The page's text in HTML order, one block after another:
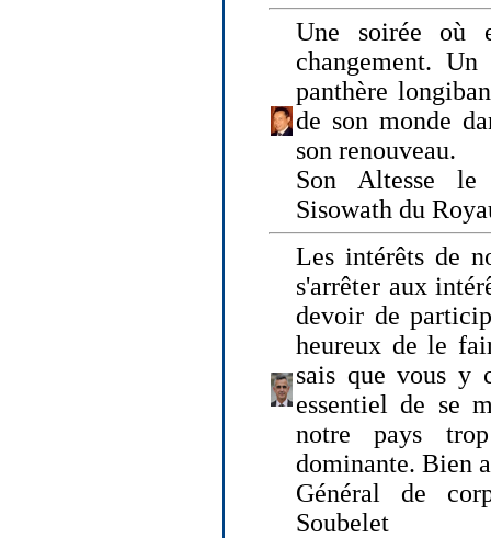
Une soirée où
changement.
panthère
de son monde
son renouveau.
Son Altesse le
Sisowath du
Les intérêts de
s'arrêter aux
devoir de
heureux de le
sais que vous y
essentiel de se
notre pays
dominante. Bien
Général de
Soubelet